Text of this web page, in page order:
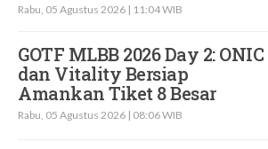
Rabu, 05 Agustus 2026 | 11:04 WIB
GOTF MLBB 2026 Day 2: ONIC
dan Vitality Bersiap
Amankan Tiket 8 Besar
Rabu, 05 Agustus 2026 | 08:06 WIB